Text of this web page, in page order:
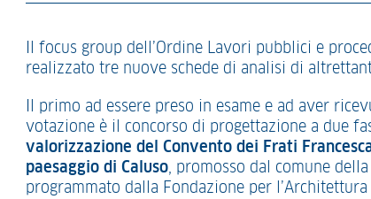
Il focus group dell’Ordine Lavori pubblici e
realizzato tre nuove schede di analisi di
Il primo ad essere preso in esame e ad aver
votazione è il concorso di progettazione a due
valorizzazione del Convento dei Frati
paesaggio di Caluso, promosso dal comune
programmato dalla Fondazione per l’Architettura